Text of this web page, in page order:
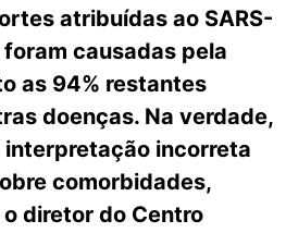
atribuídas ao SARS-
causadas pela
as 94% restantes
doenças. Na verdade,
interpretação incorreta
comorbidades,
diretor do Centro